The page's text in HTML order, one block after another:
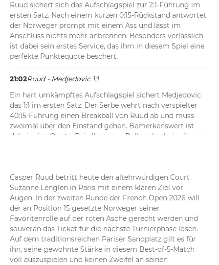
Ruud sichert sich das Aufschlagspiel zur 2:1-Führung im
ersten Satz. Nach einem kurzen 0:15-Rückstand antwortet
der Norweger prompt mit einem Ass und lässt im
Anschluss nichts mehr anbrennen. Besonders verlässlich
ist dabei sein erstes Service, das ihm in diesem Spiel eine
perfekte Punktequote beschert.
21:02Ruud - Medjedovic 1:1
Ein hart umkämpftes Aufschlagspiel sichert Medjedovic
das 1:1 im ersten Satz. Der Serbe wehrt nach verspielter
40:15-Führung einen Breakball von Ruud ab und muss
zweimal über den Einstand gehen. Bemerkenswert ist
dabei seine Quote: Bei allen neun Ballwechseln in diesem
20:55Ruud - Medjedovic 1:0
Der an Position 15 gesetzte Norweger eröffnet die Partie
mit einem erfolgreichen Aufschlagspiel. Nach einer
schnellen 30:0-Führung kämpft sich Medjedovic zwar auf
30:30 heran, doch Ruud sichert sich die nächsten beiden
Punkte und stellt auf 1:0 im ersten Satz.
Casper Ruud betritt heute den altehrwürdigen Court
Suzanne Lenglen in Paris mit einem klaren Ziel vor
Augen. In der zweiten Runde der French Open 2026 will
der an Position 15 gesetzte Norweger seiner
Favoritenrolle auf der roten Asche gerecht werden und
souverän das Ticket für die nächste Turnierphase lösen.
Auf dem traditionsreichen Pariser Sandplatz gilt es für
ihn, seine gewohnte Stärke in diesem Best-of-5-Match
voll auszuspielen und keinen Zweifel an seinen